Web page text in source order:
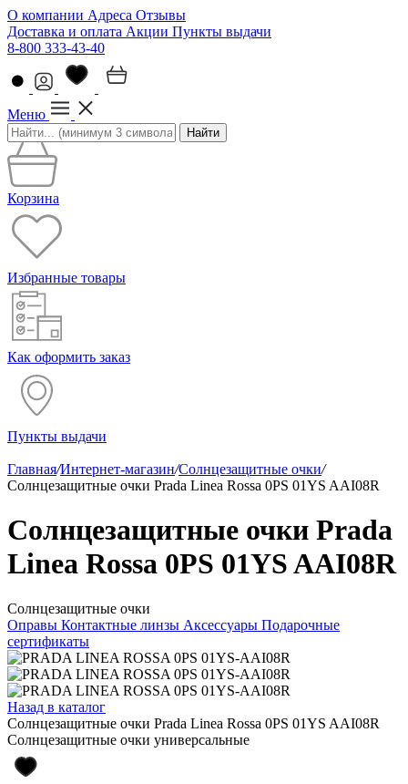
О компании Адреса Отзывы
Доставка и оплата Акции Пункты выдачи
8-800 333-43-40
Меню
Найти
Корзина
Избранные товары
Как оформить заказ
Пункты выдачи
Главная/Интернет-магазин/Солнцезащитные очки/
Солнцезащитные очки Prada Linea Rossa 0PS 01YS AAI08R
Солнцезащитные очки Prada
Linea Rossa 0PS 01YS AAI08R
Солнцезащитные очки
Оправы Контактные линзы Аксессуары Подарочные
сертификаты
Назад в каталог
Солнцезащитные очки Prada Linea Rossa 0PS 01YS AAI08R
Солнцезащитные очки универсальные